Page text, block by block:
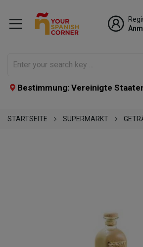
Bestimmung: Vereinigte
STARTSEITE SUPERMARKT